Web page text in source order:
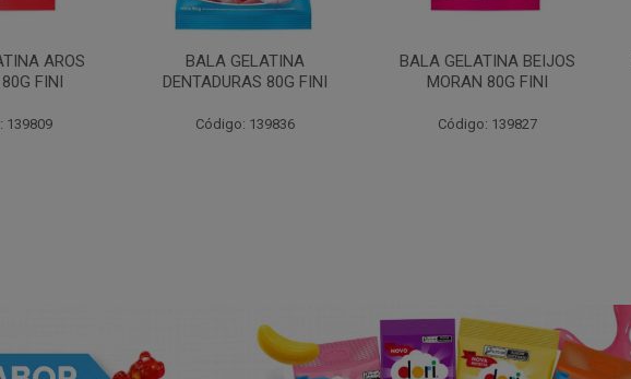
AROS
FINI
139809
BALA GELATINA
DENTADURAS 80G FINI
Código: 139836
BALA GELATINA BEIJOS
MORAN 80G FINI
Código: 139827